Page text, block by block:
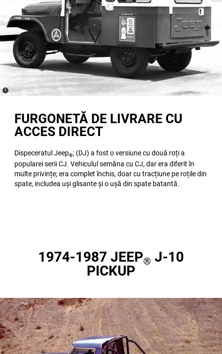
FURGONETĂ DE LIVRARE CU
ACCES DIRECT
Dispeceratul Jeep®; (DJ) a fost o versiune cu două roți a
popularei serii CJ. Vehiculul semăna cu CJ, dar era diferit în
multe privințe; era complet închis, doar cu tracțiune pe roțile din
spate, includea uși glisante și o ușă din spate batantă.
(
Disclosure
1 )
1974-1987 JEEP® J-10
PICKUP